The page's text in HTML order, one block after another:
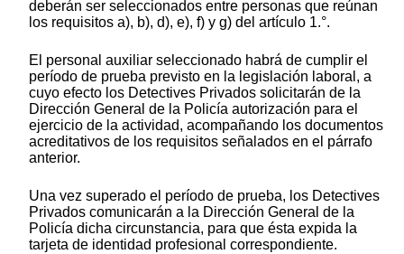
deberán ser seleccionados entre personas que reúnan
los requisitos a), b), d), e), f) y g) del artículo 1.°.
El personal auxiliar seleccionado habrá de cumplir el
período de prueba previsto en la legislación laboral, a
cuyo efecto los Detectives Privados solicitarán de la
Dirección General de la Policía autorización para el
ejercicio de la actividad, acompañando los documentos
acreditativos de los requisitos señalados en el párrafo
anterior.
Una vez superado el período de prueba, los Detectives
Privados comunicarán a la Dirección General de la
Policía dicha circunstancia, para que ésta expida la
tarjeta de identidad profesional correspondiente.